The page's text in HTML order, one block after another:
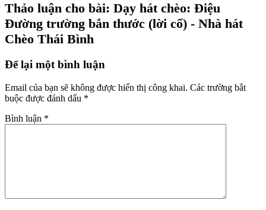
Thảo luận cho bài: Dạy hát chèo: Điệu
Đường trường bắn thước (lời cổ) - Nhà hát
Chèo Thái Bình
Để lại một bình luận
Email của bạn sẽ không được hiển thị công khai. Các trường bắt
buộc được đánh dấu *
Bình luận *